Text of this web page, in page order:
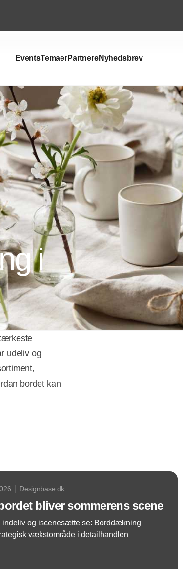
EventsTemaerPartnereNyhedsbrev
i
udeliv og
bordet kan
Designbase.dk
bliver sommerens scene
indeliv og iscenesættelse: Borddækning
vækstområde i detailhandlen